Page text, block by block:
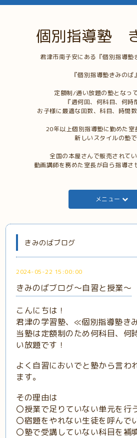
個別指導塾
君津市南子安にある『個別指導塾
『個別指導塾きみのば
定額制/通い放題の塾となっ
『週何回、何科目、何時
お子様に最適な回数、科目、時間
20年以上個別指導塾に勤めた室
新しいスタイルの塾で
全国の本屋さんで販売されて
動画講師を務めた室長が自ら指導さ
メニュー
きみのばブログ
2024-05-22 15:00:00
きみのばブログ～自習と授業～
こんにちは！
君津の学習塾、≪個別指導塾き
当塾は定額制のため何科目、何
い放題です！
よく自習においでと塾から言わ
ます。
その理由は
〇授業で足りていない単元を行
〇宿題をやれない生徒を呼んで
〇塾で受講していない科目を補